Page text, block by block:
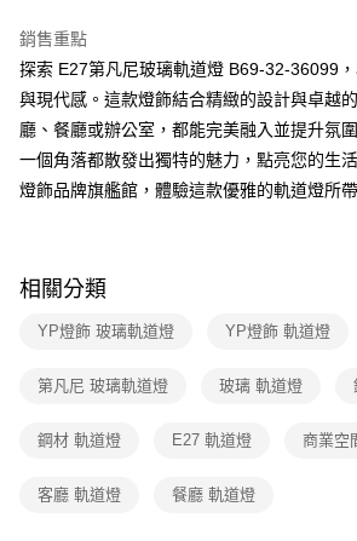
全盈+PAY
AFTEE先享後付
相關說明
【關於「AFTEE先享後付」】
AFTEE先享後付是「在收到商品之後才付款」的支
便利好安心！
１．於結帳方式選擇「AFTEE先享後付」後，將跳
２．訂單成立數日內，您將收到繳費通知簡訊。
３．收到繳費通知簡訊後14天內，點擊此簡訊中的
※ 請注意：結帳手續完成當下不需立刻繳費，但若
後付繳納相關費用。
※ 交易是否成功請以「AFTEE先享後付 」之結帳
新竹貨運宅配
銷售重點
探索 E27第凡尼玻璃軌道燈 B69-32-36099
與現代感。這款燈飾結合精緻的設計與卓越
廳、餐廳或辦公室，都能完美融入並提升氛
一個角落都散發出獨特的魅力，點亮您的生
燈飾品牌旗艦館，體驗這款優雅的軌道燈所
相關分類
YP燈飾 玻璃軌道燈 YP燈飾 軌道燈
第凡尼 玻璃軌道燈 玻璃 軌道燈
鋼材 軌道燈 E27 軌道燈 商業空
客廳 軌道燈 餐廳 軌道燈